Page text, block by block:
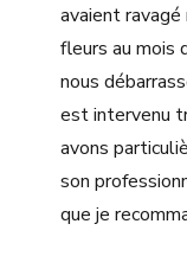
avaient
fleurs au mois
nous
est intervenu
avons
son
que je